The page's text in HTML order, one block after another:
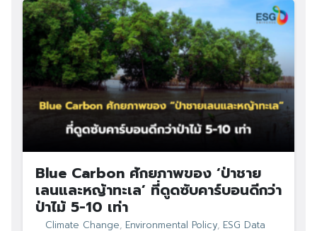
Blue Carbon ศักยภาพของ ‘ป่าชาย
เลนและหญ้าทะเล’ ที่ดูดซับคาร์บอนดีกว่า
ป่าไม้ 5-10 เท่า
Climate Change, Environmental Policy, ESG Data